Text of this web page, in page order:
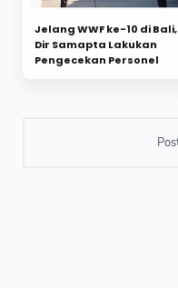
Jelang WWF ke-10 di Bali,
Dir Samapta Lakukan
Pengecekan Personel